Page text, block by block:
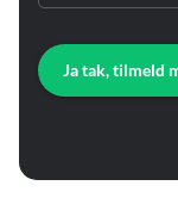
Ja tak, tilmeld